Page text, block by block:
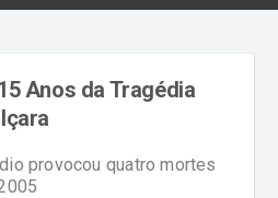
Anos da Tragédia
provocou quatro mortes